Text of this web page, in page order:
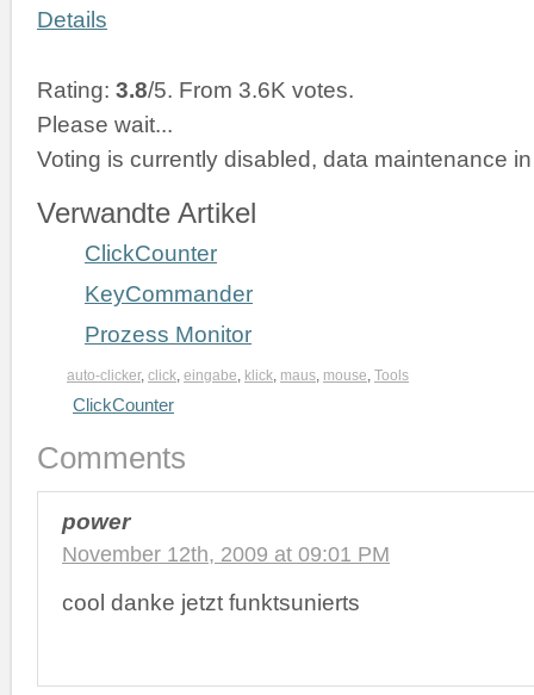
Details
Rating: 3.8/5. From 3.6K votes.
Please wait...
Voting is currently disabled, data maintenance
Verwandte Artikel
ClickCounter
KeyCommander
Prozess Monitor
auto-clicker, click eingabe klick maus mouse Tools
ClickCounter
Comments
power
November 12th, 2009 at 09:01 PM
cool danke jetzt funktsunierts